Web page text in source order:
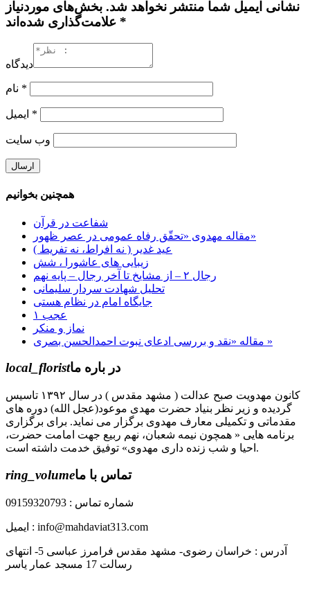
نشانی ایمیل شما منتشر نخواهد شد. بخش‌های موردنیاز
علامت‌گذاری شده‌اند *
دیدگاه
*
*
وب‌ سایت
همچنین بخوانیم
شفاعت در قرآن
مقاله مهدوی «تحقّق رفاه عمومی در عصر ظهور»
عید غدیر ( نه افراط، نه تفریط )
زیبایی های عاشورا ، شش
رجال ۲ – از مشایخ تا آخر رجال – پایه نهم
تحلیل شهادت سردار سلیمانی
جایگاه امام در نظام هستی
عجب ۱
نماز و منکر
مقاله «نقد و بررسی ادعای نبوت احمدالحسن بصری »
local_floristدر باره ما
کانون مهدویت صبح عدالت ( مشهد مقدس ) در سال ۱۳۹۲ تاسیس
گردیده و زیر نظر بنیاد حضرت مهدی موعود(عجل الله) دوره های
مقدماتی و تکمیلی معارف مهدوی برگزار می نماید. برای برگزاری
برنامه هایی « همچون نیمه شعبان، نهم ربیع جهت امامت حضرت،
احیا و شب زنده داری مهدوی» توفیق خدمت داشته است.
ring_volumeتماس با ما
شماره تماس : 09159320793
ایمیل : info@mahdaviat313.com
آدرس : خراسان رضوی- مشهد مقدس فرامرز عباسی 5- انتهای
رسالت 17 مسجد عمار یاسر